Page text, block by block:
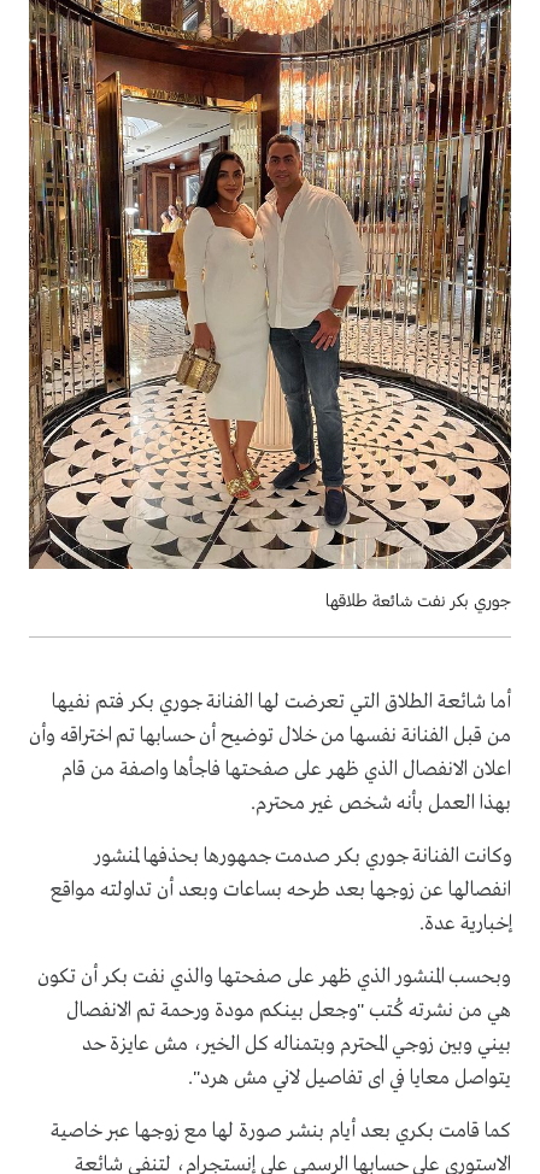
جوري بكر نفت شائعة طلاقها
أما شائعة الطلاق التي تعرضت لها الفنانة جوري بكر فتم نفيها
من قبل الفنانة نفسها من خلال توضيح أن حسابها تم اختراقه وأن
اعلان الانفصال الذي ظهر على صفحتها فاجأها واصفة من قام
بهذا العمل بأنه شخص غير محترم.
وكانت الفنانة جوري بكر صدمت جمهورها بحذفها لمنشور
انفصالها عن زوجها بعد طرحه بساعات وبعد أن تداولته مواقع
إخبارية عدة.
وبحسب المنشور الذي ظهر على صفحتها والذي نفت بكر أن تكون
هي من نشرته كُتب "وجعل بينكم مودة ورحمة تم الانفصال
بيني وبين زوجي المحترم وبتمناله كل الخير، مش عايزة حد
يتواصل معايا في اى تفاصيل لاني مش هرد".
كما قامت بكري بعد أيام بنشر صورة لها مع زوجها عبر خاصية
الاستوري على حسابها الرسمي على إنستجرام، لتنفي شائعة